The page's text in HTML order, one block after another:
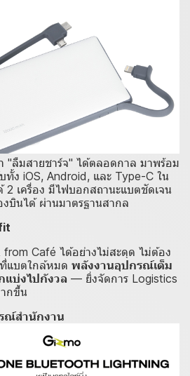
ลืมสายชาร์จ" ได้ตลอดกาล มาพร้อม
ทั้ง iOS, Android, และ Type-C ใน
2 เครื่อง มีไฟบอกสถานะแบตชัดเจน
บินได้ ผ่านมาตรฐานสากล
Café ได้อย่างไม่สะดุด ไม่ต้อง
แบตใกล้หมด พลังงานอุปกรณ์เต็ม
บ่งไปกังวล — ยิ่งจัดการ Logistics
กขึ้น
ณ์สำนักงาน